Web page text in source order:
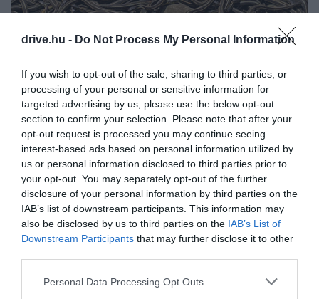
drive.hu - Do Not Process My Personal Information
If you wish to opt-out of the sale, sharing to third parties, or
processing of your personal or sensitive information for
targeted advertising by us, please use the below opt-out
section to confirm your selection. Please note that after your
opt-out request is processed you may continue seeing
interest-based ads based on personal information utilized by
us or personal information disclosed to third parties prior to
your opt-out. You may separately opt-out of the further
disclosure of your personal information by third parties on the
IAB’s list of downstream participants. This information may
also be disclosed by us to third parties on the IAB’s List of
Downstream Participants that may further disclose it to other
Please note that this website/app uses one or more Google
Personal Data Processing Opt Outs
A becslések szerint tavasszal akár70-100 ezer kígyó
is lehet a környéken, bár a pontos számot nehéz
megállapítani, mivel apró, rejtőzködő állatokról van
szó. A manitobai kormány május 7-i frissítése szerint
idén ráadásul növekszik a Narcisse-nál látható
kígyók száma, a 2-es és a 3-as verem pedig jelenleg
a legaktívabb. A megfigyelést érdemes meleg,
napos időszakra időzíteni, amikor az állatok többet
mozognak.
A jelenség különlegességét a rövid, de intenzív
nászidőszak adja. Először a hímek bújnak elő a föld
alatti telelőhelyekről, majd megvárják a